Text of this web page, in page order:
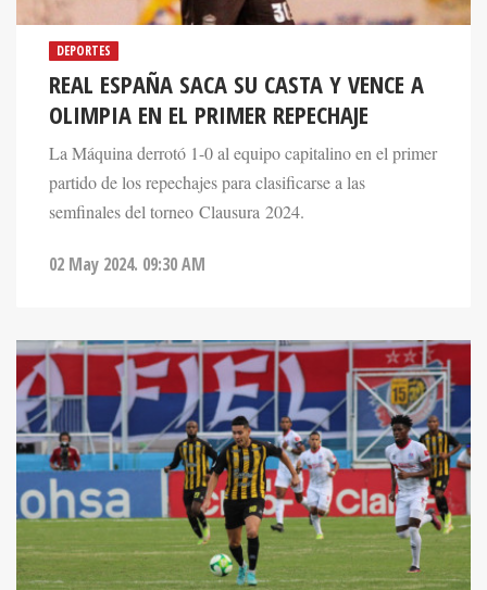
DEPORTES
REAL ESPAÑA SACA SU CASTA Y VENCE A
OLIMPIA EN EL PRIMER REPECHAJE
La Máquina derrotó 1-0 al equipo capitalino en el primer
partido de los repechajes para clasificarse a las
semfinales del torneo Clausura 2024.
02 May 2024. 09:30 AM